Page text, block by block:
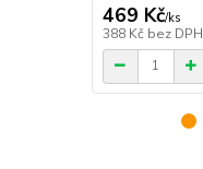
469 Kč/ks
388 Kč bez DPH